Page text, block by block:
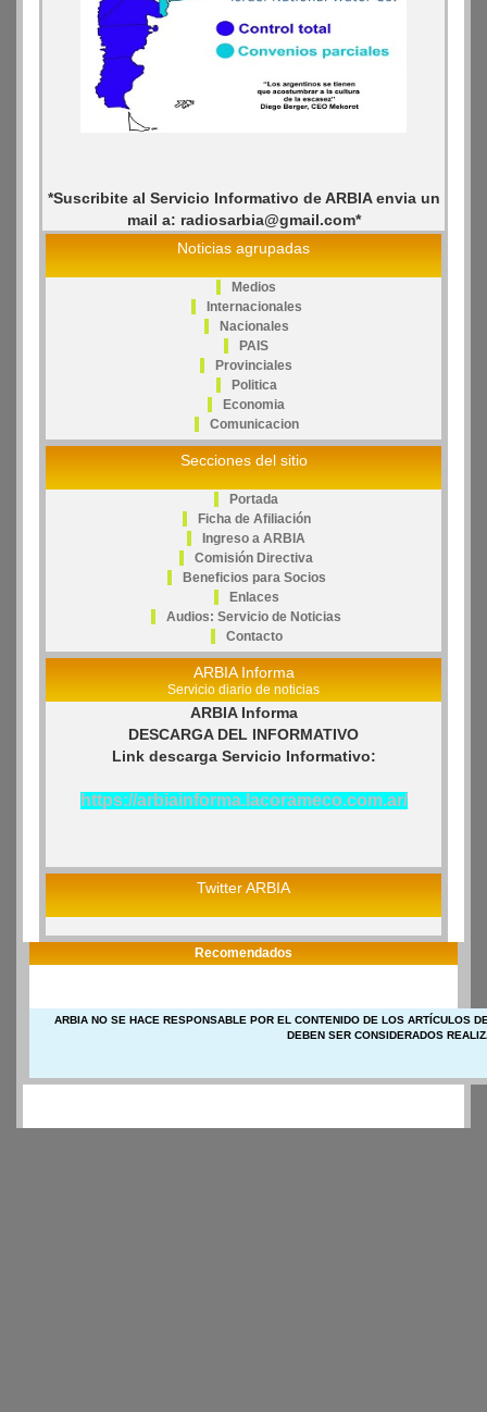
*Suscribite al Servicio Informativo de ARBIA envia un
mail a: radiosarbia@gmail.com*
Noticias agrupadas
Medios
Internacionales
Nacionales
PAIS
Provinciales
Politica
Economia
Comunicacion
Secciones del sitio
Portada
Ficha de Afiliación
Ingreso a ARBIA
Comisión Directiva
Beneficios para Socios
Enlaces
Audios: Servicio de Noticias
Contacto
ARBIA Informa
Servicio diario de noticias
ARBIA Informa
DESCARGA DEL INFORMATIVO
Link descarga Servicio Informativo:
https://arbiainforma.lacorameco.com.ar/
Twitter ARBIA
Recomendados
ARBIA NO SE HACE RESPONSABLE POR EL CONTENIDO DE LOS ARTÍCULOS
DEBEN SER CONSIDERADOS